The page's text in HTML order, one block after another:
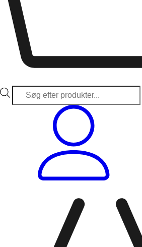
Products
search